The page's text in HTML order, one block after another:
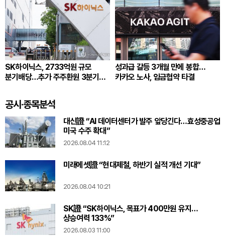
SK하이닉스, 2733억원 규모
분기배당…추가 주주환원 3분기
성과급 갈등 3개월 만에 봉합…
카카오 노사, 임금협약 타결
공시·종목분석
대신證 “AI 데이터센터가 발주 앞당긴다…효성중공업
미국 수주 확대”
2026.08.04 11:12
미래에셋證 “현대제철, 하반기 실적 개선 기대”
2026.08.04 10:21
SK證 “SK하이닉스, 목표가 400만원 유지…
상승여력 133%”
2026.08.03 11:00